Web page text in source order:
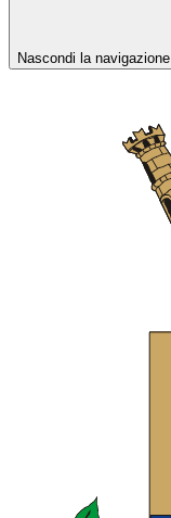
Nascondi la navigazione